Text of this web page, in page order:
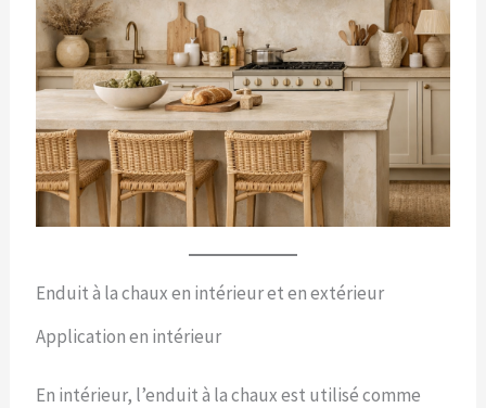
Enduit à la chaux en intérieur et en extérieur
Application en intérieur
En intérieur, l’enduit à la chaux est utilisé comme